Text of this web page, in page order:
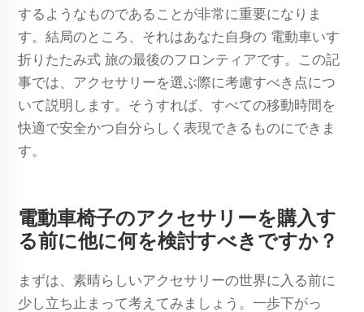
するようなものであることが非常に重要になりま
す。結局のところ、それはあなた自身の 電動車いす
折りたたみ式 旅の最後のフロンティアです。この記
事では、アクセサリーを選ぶ際に考慮すべき点につ
いて説明します。そうすれば、すべての移動時間を
快適で安全かつ自分らしく表現できるものにできま
す。
電動車椅子のアクセサリーを購入す
る前に他に何を検討すべきですか？
まずは、素晴らしいアクセサリーの世界に入る前に
少し立ち止まって考えてみましょう。一歩下がっ